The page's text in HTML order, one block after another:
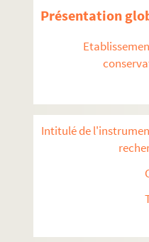
Présentation
Intitulé de
H-HIST-31. Cercles
H-HIST-32.
H-HIST-33.
H-HIST-35. Sociétés
H-HIST-36.
H-HIST-38-230.